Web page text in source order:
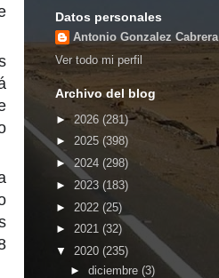
Datos personales
Antonio Gonzalez Cabrera
Ver todo mi perfil
Archivo del blog
► 2026 (281)
► 2025 (398)
►2024 (298)
► 2023 (183)
► 2022 (25)
► 2021 (32)
▼ 2020 (235)
► diciembre (3)